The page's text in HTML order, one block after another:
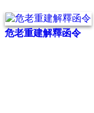
危老重建解釋函令